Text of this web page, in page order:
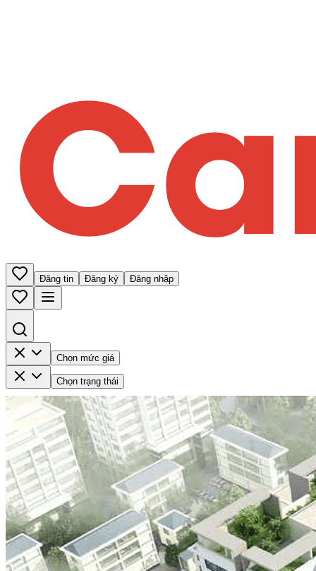
Đăng tin Đăng ký Đăng nhập
Chọn mức giá
Chọn trạng thái